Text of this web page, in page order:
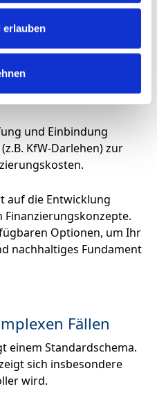
erlauben
Empfehlung für die
und Ihre persönliche
und Einbindung
KfW-Darlehen) zur
auf die Entwicklung
Optionen, um Ihr
nachhaltiges Fundament
Fällen
einem Standardschema.
sich insbesondere
wird.